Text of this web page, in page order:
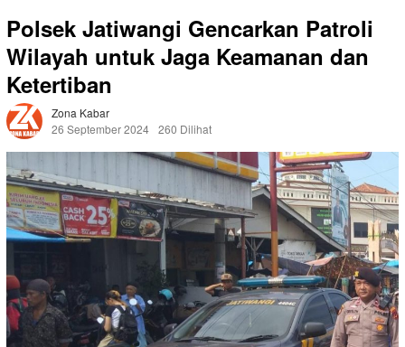
Polsek Jatiwangi Gencarkan Patroli
Wilayah untuk Jaga Keamanan dan
Ketertiban
Zona Kabar
26 September 2024 260 Dilihat